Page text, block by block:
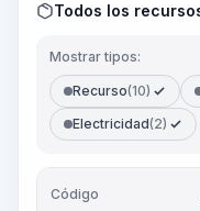
Todos los
Mostrar tipos:
Recurso(10)
Electricidad(2)
Código